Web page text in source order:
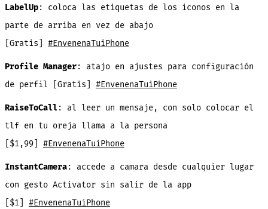
LabelUp: coloca las etiquetas de los iconos en la
parte de arriba en vez de abajo
[Gratis] #EnvenenaTuiPhone
Profile Manager: atajo en ajustes para configuración
de perfil [Gratis] #EnvenenaTuiPhone
RaiseToCall: al leer un mensaje, con solo colocar el
tlf en tu oreja llama a la persona
[$1,99] #EnvenenaTuiPhone
InstantCamera: accede a camara desde cualquier lugar
con gesto Activator sin salir de la app
[$1] #EnvenenaTuiPhone